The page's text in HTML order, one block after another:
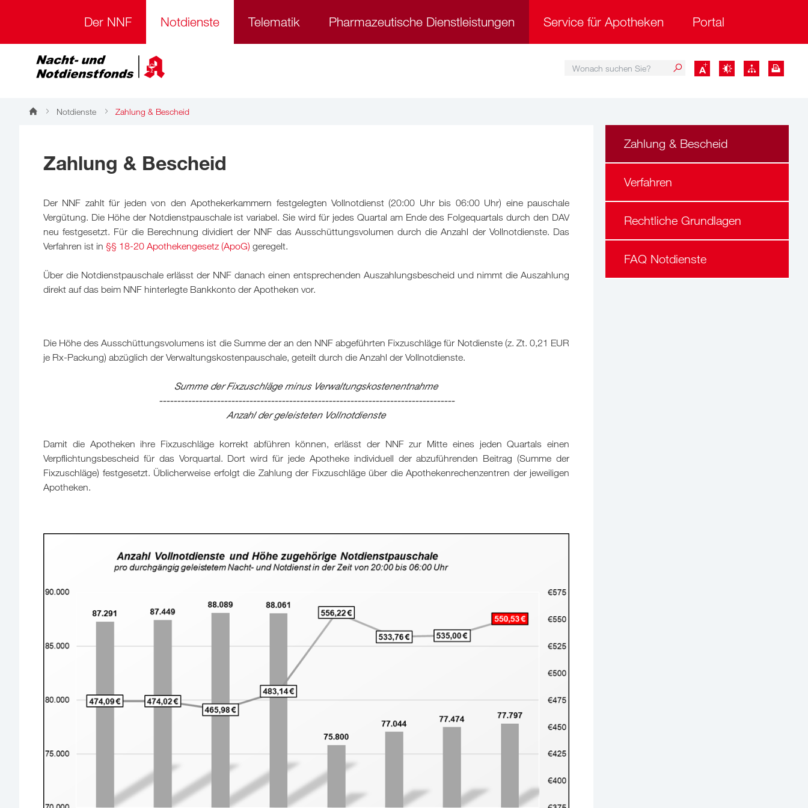
Der NNF Notdienste Telematik Pharmazeutische Dienstleistungen Service für Apotheken Portal
Wonach suchen Sie?
Notdienste Zahlung & Bescheid
Zahlung & Bescheid
Der NNF zahlt für jeden von den Apothekerkammern festgelegten Vollnotdienst (20:00 Uhr bis 06:00 Uhr) eine pauschale
Vergütung. Die Höhe der Notdienstpauschale ist variabel. Sie wird für jedes Quartal am Ende des Folgequartals durch den DAV
neu festgesetzt. Für die Berechnung dividiert der NNF das Ausschüttungsvolumen durch die Anzahl der Vollnotdienste. Das
Verfahren ist in §§ 18-20 Apothekengesetz (ApoG) geregelt.
Über die Notdienstpauschale erlässt der NNF danach einen entsprechenden Auszahlungsbescheid und nimmt die Auszahlung
direkt auf das beim NNF hinterlegte Bankkonto der Apotheken vor.
Die Höhe des Ausschüttungsvolumens ist die Summe der an den NNF abgeführten Fixzuschläge für Notdienste (z. Zt. 0,21 EUR
je Rx-Packung) abzüglich der Verwaltungskostenpauschale, geteilt durch die Anzahl der Vollnotdienste.
Summe der Fixzuschläge minus Verwaltungskostenentnahme
----------------------------------------------------------------------------------
Anzahl der geleisteten Vollnotdienste
Damit die Apotheken ihre Fixzuschläge korrekt abführen können, erlässt der NNF zur Mitte eines jeden Quartals einen
Verpflichtungsbescheid für das Vorquartal. Dort wird für jede Apotheke individuell der abzuführenden Beitrag (Summe der
Fixzuschläge) festgesetzt. Üblicherweise erfolgt die Zahlung der Fixzuschläge über die Apothekenrechenzentren der jeweiligen
Apotheken.
Zahlung & Bescheid
Verfahren
Rechtliche Grundlagen
FAQ Notdienste